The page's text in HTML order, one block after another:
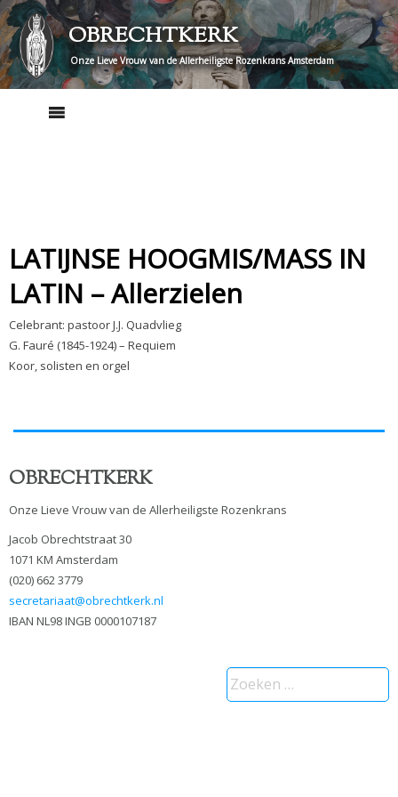
Skip
to
content
OBRECHTKERK
Onze Lieve Vrouw van de Allerheiligste Rozenkrans Amsterdam
LATIJNSE HOOGMIS/MASS IN
LATIN – Allerzielen
Celebrant: pastoor J.J. Quadvlieg
G. Fauré (1845-1924) – Requiem
Koor, solisten en orgel
OBRECHTKERK
Onze Lieve Vrouw van de Allerheiligste Rozenkrans
Jacob Obrechtstraat 30
1071 KM Amsterdam
(020) 662 3779
secretariaat@obrechtkerk.nl
IBAN NL98 INGB 0000107187
Zoeken
naar: